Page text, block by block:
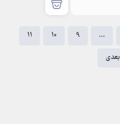
…
9
10
11
بعدی